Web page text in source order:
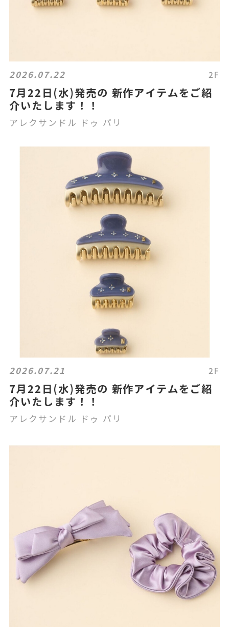
2026.07.22 2F
7月22日(水)発売の 新作アイテムをご紹
介いたします！！
アレクサンドル ドゥ パリ
2026.07.21 2F
7月22日(水)発売の 新作アイテムをご紹
介いたします！！
アレクサンドル ドゥ パリ